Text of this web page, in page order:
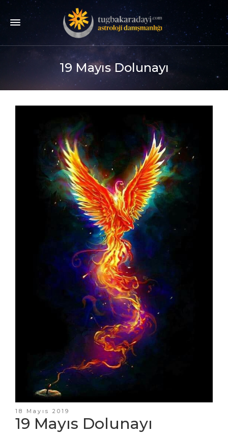
19 Mayıs Dolunayı
18 Mayıs 2019
19 Mayıs Dolunayı